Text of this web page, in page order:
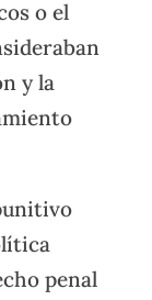
o el
y la
penal